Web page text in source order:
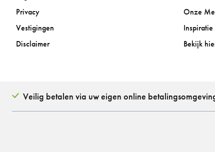
Privacy
Vestigingen
Disclaimer
Onze
Inspiratie
Bekijk
Veilig betalen via uw eigen online